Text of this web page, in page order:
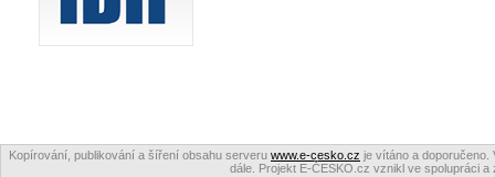
Kopírování, publikování a šíření obsahu serveru www.e-cesko.cz je vítáno a doporučeno.
dále. Projekt E-ČESKO.cz vznikl ve spolupráci